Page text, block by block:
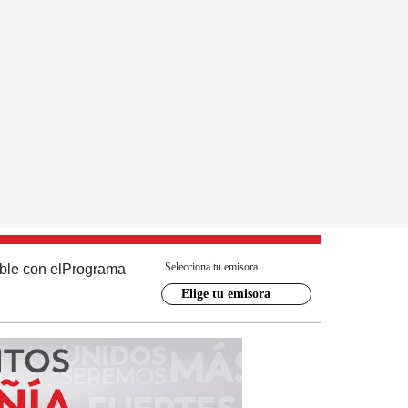
con el Programa Selecciona tu emisora
Elige tu emisora